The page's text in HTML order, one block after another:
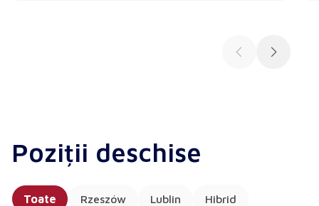
Poziții deschise
Toate Rzeszów Lublin Hibrid